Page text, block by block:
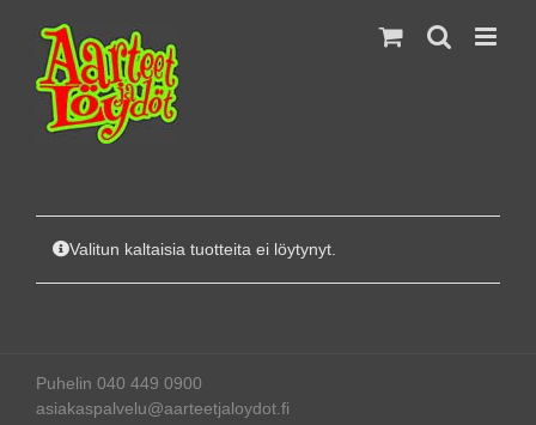
content
Valitun kaltaisia tuotteita ei löytynyt.
Puhelin 040 449 0900
asiakaspalvelu@aarteetjaloydot.fi